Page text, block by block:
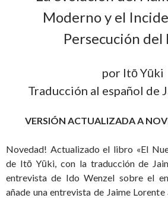
Moderno y el
Persecución del
por Itō Yūki
Traducción al español de
VERSIÓN ACTUALIZADA A
Novedad! Actualizado el libro «El
de Itō Yūki, con la traducción de
entrevista de Ido Wenzel sobre el
añade una entrevista de Jaime